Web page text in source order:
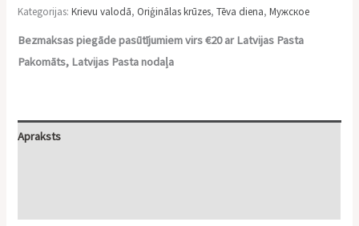
Kategorijas:Krievu valodā, Oriģinālas krūzes,Tēva diena,Мужское
Bezmaksas piegāde pasūtījumiem virs €20 ar Latvijas Pasta
Pakomāts, Latvijas Pasta nodaļa
Apraksts